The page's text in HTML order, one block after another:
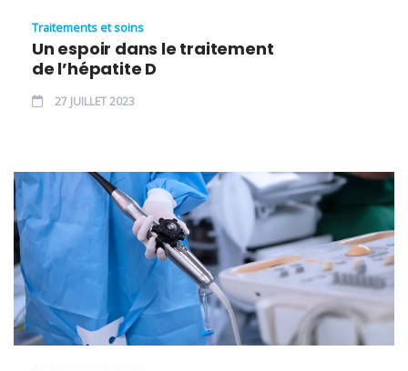
Traitements et soins
Un espoir dans le traitement
de l’hépatite D
27 JUILLET 2023